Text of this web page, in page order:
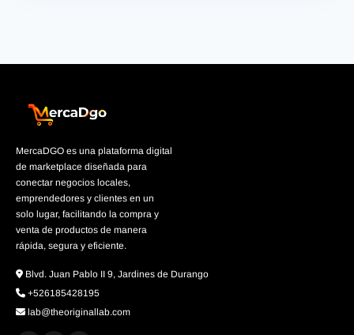
MercaDGO es una plataforma digital
de marketplace diseñada para
conectar negocios locales,
emprendedores y clientes en un
solo lugar, facilitando la compra y
venta de productos de manera
rápida, segura y eficiente.
Blvd. Juan Pablo II 9, Jardines de Durango
+526185428195
lab@theoriginallab.com